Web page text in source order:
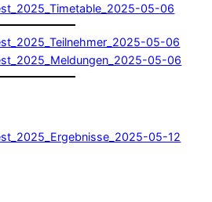
05-06
05-06
05-06
05-12